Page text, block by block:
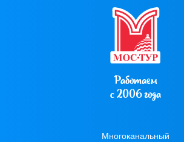
Работаем
с 2006 года
Многоканальный